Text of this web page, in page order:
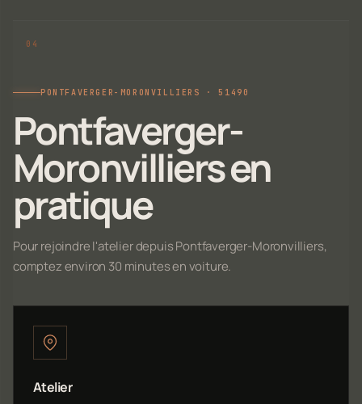
PONTFAVERGER-MORONVILLIERS · 51490
Pontfaverger-
Moronvilliers en
pratique
Pour rejoindre l'atelier depuis Pontfaverger-Moronvilliers,
comptez environ 30 minutes en voiture.
Atelier